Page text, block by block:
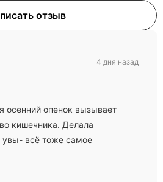
отзыв
осенний опенок вызывает
кишечника. Делала
всё тоже самое
4 дня назад